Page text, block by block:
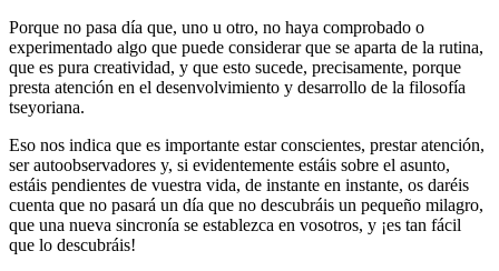
Porque no pasa día que, uno u otro, no haya comprobado o
experimentado algo que puede considerar que se aparta de la rutina,
que es pura creatividad, y que esto sucede, precisamente, porque
presta atención en el desenvolvimiento y desarrollo de la filosofía
tseyoriana.
Eso nos indica que es importante estar conscientes, prestar atención,
ser autoobservadores y, si evidentemente estáis sobre el asunto,
estáis pendientes de vuestra vida, de instante en instante, os daréis
cuenta que no pasará un día que no descubráis un pequeño milagro,
que una nueva sincronía se establezca en vosotros, y ¡es tan fácil
que lo descubráis!